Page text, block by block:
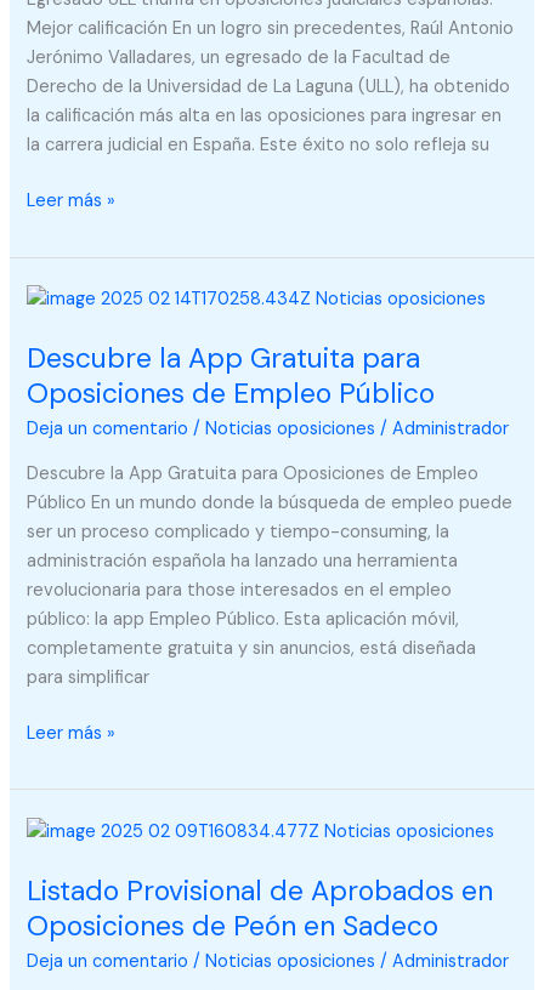
Mejor calificación En un logro sin precedentes, Raúl Antonio
Jerónimo Valladares, un egresado de la Facultad de
Derecho de la Universidad de La Laguna (ULL), ha obtenido
la calificación más alta en las oposiciones para ingresar en
la carrera judicial en España. Este éxito no solo refleja su
calificación
Leer más »
Descubre la App Gratuita para
Oposiciones de Empleo Público
Deja un comentario /Noticias oposiciones /Administrador
Descubre la App Gratuita para Oposiciones de Empleo
Público En un mundo donde la búsqueda de empleo puede
ser un proceso complicado y tiempo-consuming, la
administración española ha lanzado una herramienta
revolucionaria para those interesados en el empleo
público: la app Empleo Público. Esta aplicación móvil,
completamente gratuita y sin anuncios, está diseñada
para simplificar
Descubre
App
Gratuita
para
Oposiciones
de
Empleo
Público
Leer más »
Listado Provisional de Aprobados en
Oposiciones de Peón en Sadeco
Deja un comentario /Noticias oposiciones /Administrador
Listado
de
Aprobados
Oposiciones